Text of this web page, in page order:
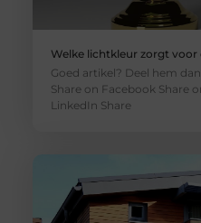
Welke lichtkleur zorgt voor
Goed artikel? Deel hem
Share on Facebook Share
LinkedIn Share